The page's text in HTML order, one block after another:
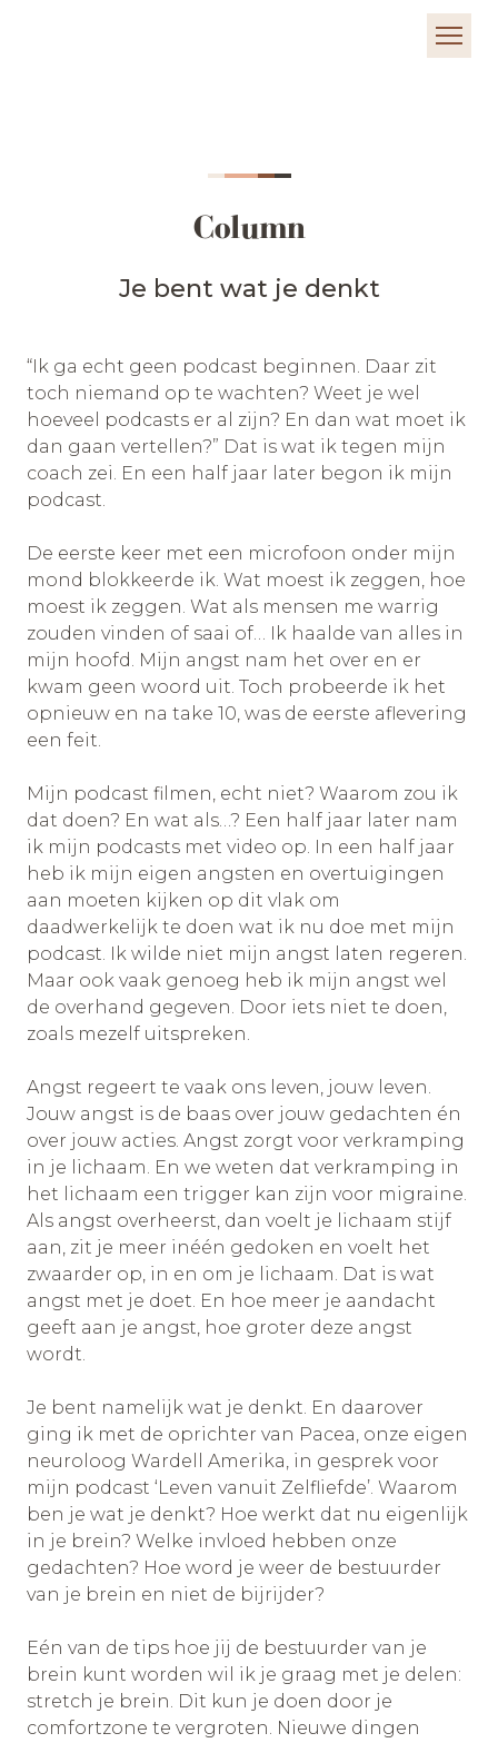
Column
Je bent wat je denkt
“Ik ga echt geen podcast beginnen. Daar zit
toch niemand op te wachten? Weet je wel
hoeveel podcasts er al zijn? En dan wat moet ik
dan gaan vertellen?” Dat is wat ik tegen mijn
coach zei. En een half jaar later begon ik mijn
podcast.
De eerste keer met een microfoon onder mijn
mond blokkeerde ik. Wat moest ik zeggen, hoe
moest ik zeggen. Wat als mensen me warrig
zouden vinden of saai of… Ik haalde van alles in
mijn hoofd. Mijn angst nam het over en er
kwam geen woord uit. Toch probeerde ik het
opnieuw en na take 10, was de eerste aflevering
een feit.
Mijn podcast filmen, echt niet? Waarom zou ik
dat doen? En wat als…? Een half jaar later nam
ik mijn podcasts met video op. In een half jaar
heb ik mijn eigen angsten en overtuigingen
aan moeten kijken op dit vlak om
daadwerkelijk te doen wat ik nu doe met mijn
podcast. Ik wilde niet mijn angst laten regeren.
Maar ook vaak genoeg heb ik mijn angst wel
de overhand gegeven. Door iets niet te doen,
zoals mezelf uitspreken.
Angst regeert te vaak ons leven, jouw leven.
Jouw angst is de baas over jouw gedachten én
over jouw acties. Angst zorgt voor verkramping
in je lichaam. En we weten dat verkramping in
het lichaam een trigger kan zijn voor migraine.
Als angst overheerst, dan voelt je lichaam stijf
aan, zit je meer inéén gedoken en voelt het
zwaarder op, in en om je lichaam. Dat is wat
angst met je doet. En hoe meer je aandacht
geeft aan je angst, hoe groter deze angst
wordt.
Je bent namelijk wat je denkt. En daarover
ging ik met de oprichter van Pacea, onze eigen
neuroloog Wardell Amerika, in gesprek voor
mijn podcast ‘Leven vanuit Zelfliefde’. Waarom
ben je wat je denkt? Hoe werkt dat nu eigenlijk
in je brein? Welke invloed hebben onze
gedachten? Hoe word je weer de bestuurder
van je brein en niet de bijrijder?
Eén van de tips hoe jij de bestuurder van je
brein kunt worden wil ik je graag met je delen:
stretch je brein. Dit kun je doen door je
comfortzone te vergroten. Nieuwe dingen